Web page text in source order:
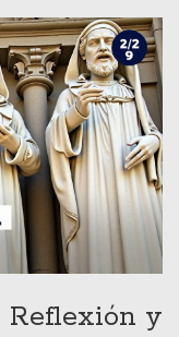
y dedicación
en la
por una figura
esfuerzos
cristiana
Reflexión y